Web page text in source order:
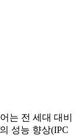
는 전 세대 대비
성능 향상(IPC